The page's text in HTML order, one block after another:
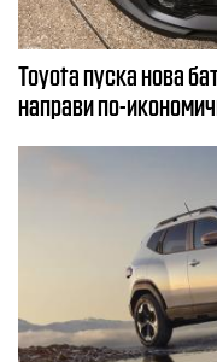
Toyota пуска нова
направи по-